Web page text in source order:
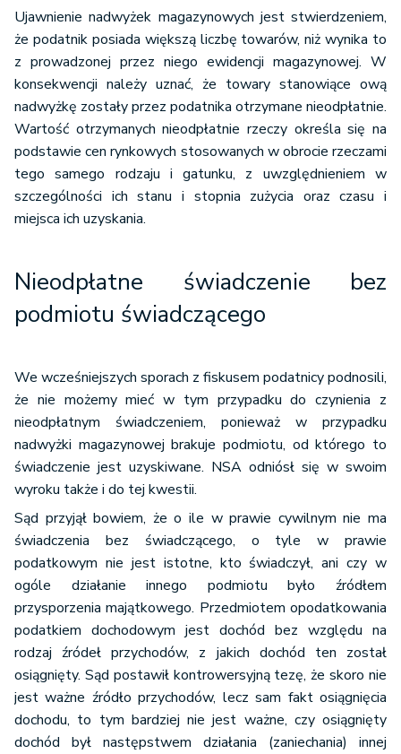
Ujawnienie nadwyżek magazynowych jest stwierdzeniem,
że podatnik posiada większą liczbę towarów, niż wynika to
z prowadzonej przez niego ewidencji magazynowej. W
konsekwencji należy uznać, że towary stanowiące ową
nadwyżkę zostały przez podatnika otrzymane nieodpłatnie.
Wartość otrzymanych nieodpłatnie rzeczy określa się na
podstawie cen rynkowych stosowanych w obrocie rzeczami
tego samego rodzaju i gatunku, z uwzględnieniem w
szczególności ich stanu i stopnia zużycia oraz czasu i
miejsca ich uzyskania.
Nieodpłatne świadczenie bez
podmiotu świadczącego
We wcześniejszych sporach z fiskusem podatnicy podnosili,
że nie możemy mieć w tym przypadku do czynienia z
nieodpłatnym świadczeniem, ponieważ w przypadku
nadwyżki magazynowej brakuje podmiotu, od którego to
świadczenie jest uzyskiwane. NSA odniósł się w swoim
wyroku także i do tej kwestii.
Sąd przyjął bowiem, że o ile w prawie cywilnym nie ma
świadczenia bez świadczącego, o tyle w prawie
podatkowym nie jest istotne, kto świadczył, ani czy w
ogóle działanie innego podmiotu było źródłem
przysporzenia majątkowego. Przedmiotem opodatkowania
podatkiem dochodowym jest dochód bez względu na
rodzaj źródeł przychodów, z jakich dochód ten został
osiągnięty. Sąd postawił kontrowersyjną tezę, że skoro nie
jest ważne źródło przychodów, lecz sam fakt osiągnięcia
dochodu, to tym bardziej nie jest ważne, czy osiągnięty
dochód był następstwem działania (zaniechania) innej